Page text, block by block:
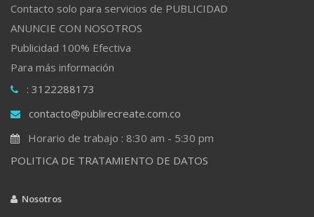
Contacto solo para servicios de PUBLICIDAD
ANUNCIE CON NOSOTROS
Publicidad 100% Efectiva
Para más información
: 3122288173
contacto@publirecreate.com.co
Horario de trabajo : 8:30 am - 5:30 pm
POLITICA DE TRATAMIENTO DE DATOS
Nosotros